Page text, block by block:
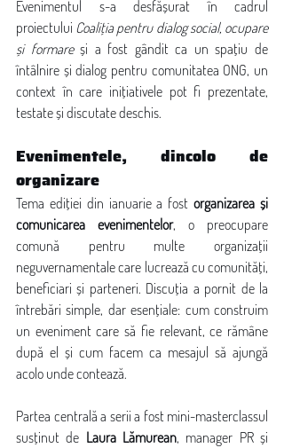
Evenimentul s-a desfășurat în cadrul
proiectului Coaliția pentru dialog social, ocupare
și formare și a fost gândit ca un spațiu de
întâlnire și dialog pentru comunitatea ONG, un
context în care inițiativele pot fi prezentate,
testate și discutate deschis.
Evenimentele, dincolo de
organizare
Tema ediției din ianuarie a fost organizarea și
comunicarea evenimentelor, o preocupare
comună pentru multe organizații
neguvernamentale care lucrează cu comunități,
beneficiari și parteneri. Discuția a pornit de la
întrebări simple, dar esențiale: cum construim
un eveniment care să fie relevant, ce rămâne
după el și cum facem ca mesajul să ajungă
acolo unde contează.
Partea centrală a serii a fost mini-masterclassul
susținut de Laura Lămurean, manager PR și